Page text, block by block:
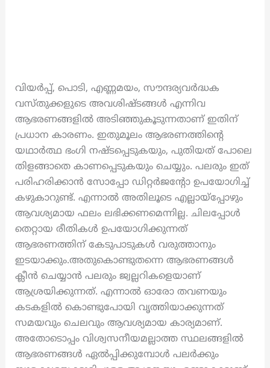
വിയർപ്പ്, പൊടി, എണ്ണമയം, സൗന്ദര്യവർദ്ധക
വസ്തുക്കളുടെ അവശിഷ്ടങ്ങൾ എന്നിവ
ആഭരണങ്ങളിൽ അടിഞ്ഞുകൂടുന്നതാണ് ഇതിന്
പ്രധാന കാരണം. ഇതുമൂലം ആഭരണത്തിന്റെ
യഥാർത്ഥ ഭംഗി നഷ്ടപ്പെടുകയും, പുതിയത് പോലെ
തിളങ്ങാതെ കാണപ്പെടുകയും ചെയ്യും. പലരും ഇത്
പരിഹരിക്കാൻ സോപ്പോ ഡിറ്റർജന്റോ ഉപയോഗിച്ച്
കഴുകാറുണ്ട്. എന്നാൽ അതിലൂടെ എല്ലായ്പ്പോഴും
ആവശ്യമായ ഫലം ലഭിക്കണമെന്നില്ല. ചിലപ്പോൾ
തെറ്റായ രീതികൾ ഉപയോഗിക്കുന്നത്
ആഭരണത്തിന് കേടുപാടുകൾ വരുത്താനും
ഇടയാക്കും.അതുകൊണ്ടുതന്നെ ആഭരണങ്ങൾ
ക്ലീൻ ചെയ്യാൻ പലരും ജ്വല്ലറികളെയാണ്
ആശ്രയിക്കുന്നത്. എന്നാൽ ഓരോ തവണയും
കടകളിൽ കൊണ്ടുപോയി വൃത്തിയാക്കുന്നത്
സമയവും ചെലവും ആവശ്യമായ കാര്യമാണ്.
അതോടൊപ്പം വിശ്വസനീയമല്ലാത്ത സ്ഥലങ്ങളിൽ
ആഭരണങ്ങൾ ഏൽപ്പിക്കുമ്പോൾ പലർക്കും